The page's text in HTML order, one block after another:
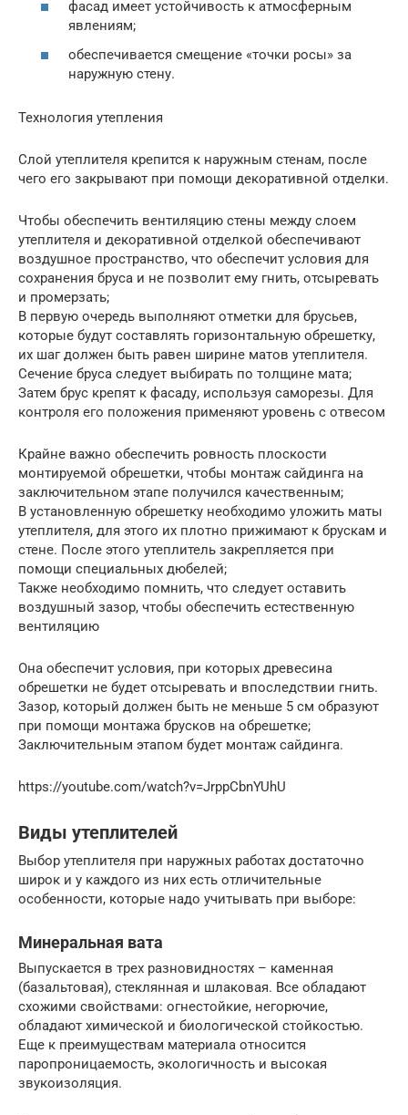
фасад имеет устойчивость к атмосферным
явлениям;
обеспечивается смещение «точки росы» за
наружную стену.
Технология утепления
Слой утеплителя крепится к наружным стенам, после
чего его закрывают при помощи декоративной отделки.
Чтобы обеспечить вентиляцию стены между слоем
утеплителя и декоративной отделкой обеспечивают
воздушное пространство, что обеспечит условия для
сохранения бруса и не позволит ему гнить, отсыревать
и промерзать;
В первую очередь выполняют отметки для брусьев,
которые будут составлять горизонтальную обрешетку,
их шаг должен быть равен ширине матов утеплителя.
Сечение бруса следует выбирать по толщине мата;
Затем брус крепят к фасаду, используя саморезы. Для
контроля его положения применяют уровень с отвесом
Крайне важно обеспечить ровность плоскости
монтируемой обрешетки, чтобы монтаж сайдинга на
заключительном этапе получился качественным;
В установленную обрешетку необходимо уложить маты
утеплителя, для этого их плотно прижимают к брускам и
стене. После этого утеплитель закрепляется при
помощи специальных дюбелей;
Также необходимо помнить, что следует оставить
воздушный зазор, чтобы обеспечить естественную
вентиляцию
Она обеспечит условия, при которых древесина
обрешетки не будет отсыревать и впоследствии гнить.
Зазор, который должен быть не меньше 5 см образуют
при помощи монтажа брусков на обрешетке;
Заключительным этапом будет монтаж сайдинга.
https://youtube.com/watch?v=JrppCbnYUhU
Виды утеплителей
Выбор утеплителя при наружных работах достаточно
широк и у каждого из них есть отличительные
особенности, которые надо учитывать при выборе:
Минеральная вата
Выпускается в трех разновидностях – каменная
(базальтовая), стеклянная и шлаковая. Все обладают
схожими свойствами: огнестойкие, негорючие,
обладают химической и биологической стойкостью.
Еще к преимуществам материала относится
паропроницаемость, экологичность и высокая
звукоизоляция.